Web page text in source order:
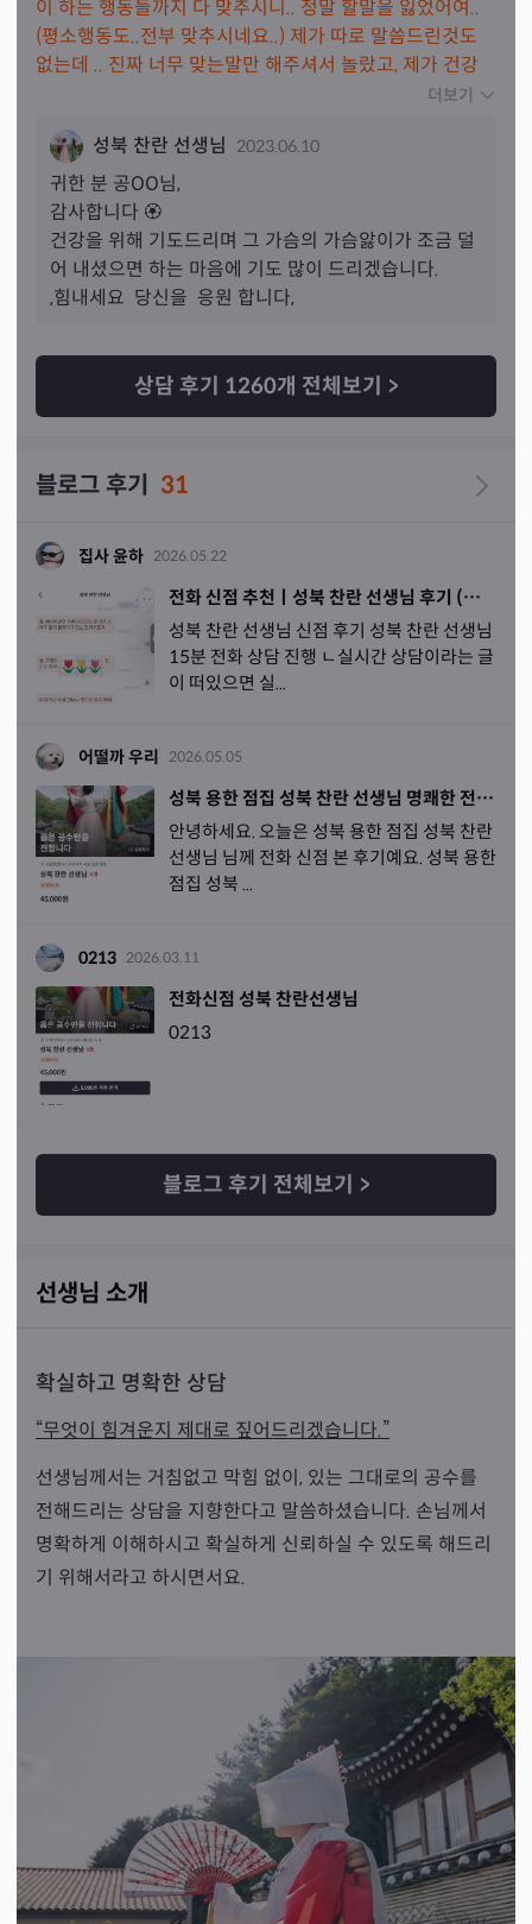
이 하는 행동들까지 다 맞추시니.. 정말 할말을 잃었어여..
(평소행동도..전부 맞추시네요..) 제가 따로 말씀드린것도
없는데 .. 진짜 너무 맞는말만 해주셔서 놀랐고, 제가 건강
이 좋지않은 부분이 있는데 건강과 관련해서도 다 말씀해주
이렇게 잘맞추시는 분은 처음이라 정말 소름이..!!! 일단 상
담받을때 선생님은 쭉쭉말씀해주시는데 일단 틀린말이 하
나도 없었다는것과 더이상 궁금한게 없을 정도로 그냥 말
을 해주시더라구요..! 선생님이 너무 친절하게 하나씩 풀어
서 설명해주셔서 시간 가는줄 몰랐던거 같아요! ㅎㅎ 다음
에 고민생기면 또 선생님 찾아뵐게요🥰 상담 제대로 받은
더보기
성북 찬란 선생님 2023.06.10
귀한 분 공OO님,
감사합니다 🏵
건강을 위해 기도드리며 그 가슴의 가슴앓이가 조금 덜
어 내셨으면 하는 마음에 기도 많이 드리겠습니다.
,힘내세요  당신을  응원 합니다,
상담 후기 1260개 전체보기 >
블로그 후기 31
집사 윤하 2026.05.22
전화 신점 추천ㅣ성북 찬란 선생님 후기 (생년월일 없이 보는 점사)
성북 찬란 선생님 신점 후기 성북 찬란 선생님
15분 전화 상담 진행 ㄴ실시간 상담이라는 글
이 떠있으면 실...
어떨까 우리 2026.05.05
성북 용한 점집 성북 찬란 선생님 명쾌한 전화신점 후기
안녕하세요. 오늘은 성북 용한 점집 성북 찬란
선생님 님께 전화 신점 본 후기예요. 성북 용한
점집 성북 ...
0213 2026.03.11
전화신점 성북 찬란선생님
0213
블로그 후기 전체보기 >
선생님 소개
확실하고 명확한 상담
“무엇이 힘겨운지 제대로 짚어드리겠습니다.”
선생님께서는 거침없고 막힘 없이, 있는 그대로의 공수를
전해드리는 상담을 지향한다고 말씀하셨습니다. 손님께서
명확하게 이해하시고 확실하게 신뢰하실 수 있도록 해드리
기 위해서라고 하시면서요.